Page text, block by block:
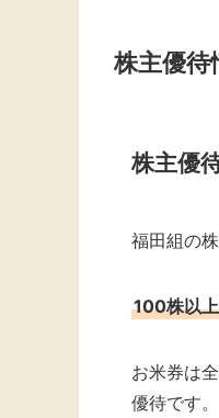
株主優待
株主優
福田組の
100株以
お米券は
優待です。